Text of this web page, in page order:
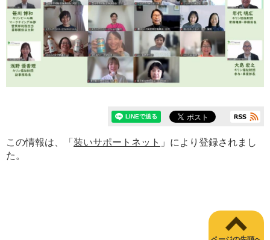
この情報は、「 装いサポートネット 」により登録されまし
た。